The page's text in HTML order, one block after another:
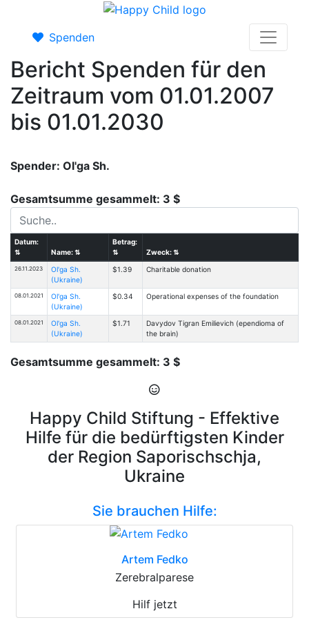
Spenden
Bericht Spenden für den
Zeitraum vom 01.01.2007
bis 01.01.2030
Spender: Ol'ga Sh.
Gesamtsumme gesammelt: 3 $
Datum:
⇅
Name:⇅
Betrag:
⇅
Zweck:⇅
26.11.2023
Ol'ga Sh.
(Ukraine)
$1.39 Charitable donation
08.01.2021
Ol'ga Sh.
(Ukraine)
$0.34 Operational expenses of the foundation
08.01.2021
Ol'ga Sh.
(Ukraine)
$1.71
Davydov Tigran Emilievich (ependioma of
the brain)
Gesamtsumme gesammelt: 3 $
Happy Child Stiftung - Effektive
Hilfe für die bedürftigsten Kinder
der Region Saporischschja,
Ukraine
Sie brauchen Hilfe:
Artem Fedko
Zerebralparese
Hilf jetzt